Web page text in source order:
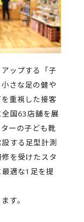
ップする「子
さな足の健や
重視した接客
国63店舗を展
ーの子ども靴
する足型計測
を受けたスタ
適な1足を提
す。